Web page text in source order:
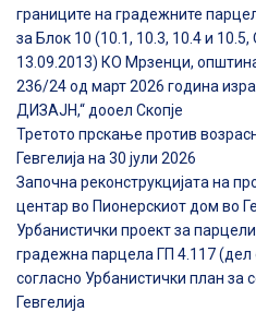
границите на градежните
за Блок 10 (10.1, 10.3, 10.4 и
13.09.2013) КО Мрзенци, општина
236/24 од март 2026 година
ДИЗАЈН,“ дооел Скопје
Третото прскање против
Гевгелија на 30 јули 2026
Започна реконструкцијата на
центар во Пионерскиот дом во
Урбанистички проект за
градежна парцела ГП 4.117
согласно Урбанистички план за
Гевгелија